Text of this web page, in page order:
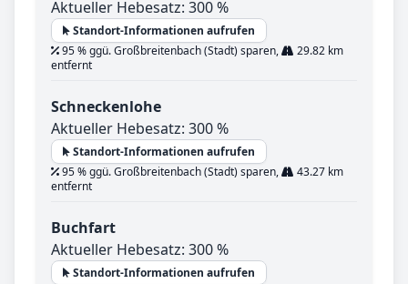
Aktueller Hebesatz: 300 %
Standort-Informationen aufrufen
95 % ggü. Großbreitenbach (Stadt) sparen,
29.82 km
entfernt
Schneckenlohe
Aktueller Hebesatz: 300 %
Standort-Informationen aufrufen
95 % ggü. Großbreitenbach (Stadt) sparen,
43.27 km
entfernt
Buchfart
Aktueller Hebesatz: 300 %
Standort-Informationen aufrufen